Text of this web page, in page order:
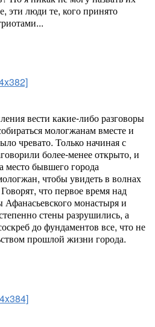
люди те, кого принято
вести какие-либо разговоры
мологжанам вместе и
чревато. Только начиная с
более-менее открыто, и
место бывшего города
чтобы увидеть в волнах
что первое время над
монастыря и
стены разрушились, а
до фундаментов все, что не
прошлой жизни города.